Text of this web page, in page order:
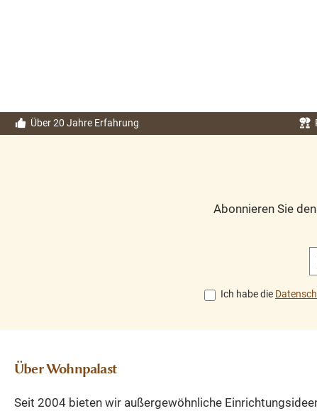
Über 20 Jahre Erfahrung
Abonnieren Sie den
Ich habe die
Über Wohnpalast
Seit 2004 bieten wir außergewöhnliche